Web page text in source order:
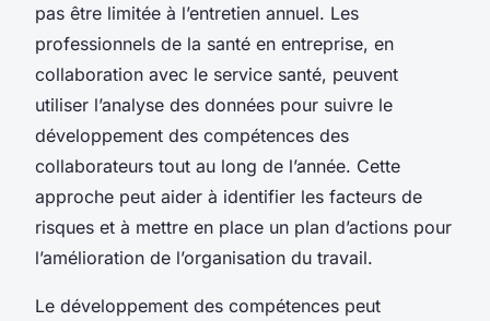
pas être limitée à l’entretien annuel. Les
professionnels de la santé en entreprise, en
collaboration avec le service santé, peuvent
utiliser l’analyse des données pour suivre le
développement des compétences des
collaborateurs tout au long de l’année. Cette
approche peut aider à identifier les facteurs de
risques et à mettre en place un plan d’actions pour
l’amélioration de l’organisation du travail.
Le développement des compétences peut